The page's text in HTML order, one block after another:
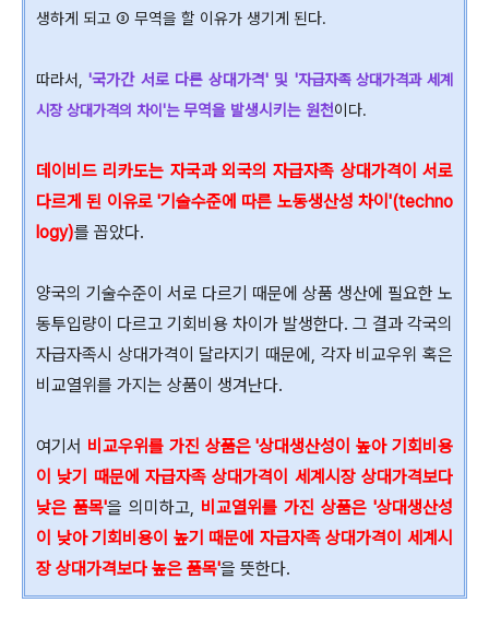
생하게 되고 ③ 무역을 할 이유가 생기게 된다.
따라서,'국가간 서로 다른 상대가격' 및 '자급자족 상대가격과 세계
시장 상대가격의 차이'는무역을 발생시키는 원천이다.
데이비드 리카도는 자국과 외국의 자급자족 상대가격이 서로
다르게 된 이유로 '기술수준에 따른 노동생산성 차이'(techno
logy)를 꼽았다.
양국의 기술수준이 서로 다르기 때문에 상품 생산에 필요한 노
동투입량이 다르고 기회비용 차이가 발생한다. 그 결과 각국의
자급자족시 상대가격이 달라지기 때문에, 각자 비교우위 혹은
비교열위를 가지는 상품이 생겨난다.
여기서 비교우위를 가진 상품은 '상대생산성이 높아 기회비용
이 낮기 때문에 자급자족 상대가격이 세계시장 상대가격보다
낮은 품목'을 의미하고, 비교열위를 가진 상품은 '상대생산성
이 낮아 기회비용이 높기 때문에 자급자족 상대가격이 세계시
장 상대가격보다 높은 품목'을 뜻한다.